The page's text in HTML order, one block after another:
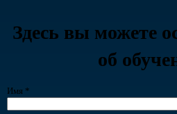
Здесь вы можете
об
Имя *